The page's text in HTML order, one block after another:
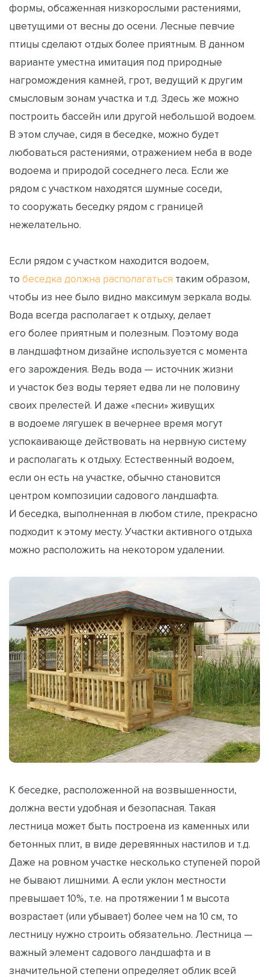
формы, обсаженная низкорослыми растениями,
цветущими от весны до осени. Лесные певчие
птицы сделают отдых более приятным. В данном
варианте уместна имитация под природные
нагромождения камней, грот, ведущий к другим
смысловым зонам участка и т.д. Здесь же можно
построить бассейн или другой небольшой водоем.
В этом случае, сидя в беседке, можно будет
любоваться растениями, отражением неба в воде
водоема и природой соседнего леса. Если же
рядом с участком находятся шумные соседи,
то сооружать беседку рядом с границей
нежелательно.
Если рядом с участком находится водоем,
то беседка должна располагаться таким образом,
чтобы из нее было видно максимум зеркала воды.
Вода всегда располагает к отдыху, делает
его более приятным и полезным. Поэтому вода
в ландшафтном дизайне используется с момента
его зарождения. Ведь вода — источник жизни
и участок без воды теряет едва ли не половину
своих прелестей. И даже «песни» живущих
в водоеме лягушек в вечернее время могут
успокаивающе действовать на нервную систему
и располагать к отдыху. Естественный водоем,
если он есть на участке, обычно становится
центром композиции садового ландшафта.
И беседка, выполненная в любом стиле, прекрасно
подходит к этому месту. Участки активного отдыха
можно расположить на некотором удалении.
К беседке, расположенной на возвышенности,
должна вести удобная и безопасная. Такая
лестница может быть построена из каменных или
бетонных плит, в виде деревянных настилов и т.д.
Даже на ровном участке несколько ступеней порой
не бывают лишними. А если уклон местности
превышает 10%, т.е. на протяжении 1 м высота
возрастает (или убывает) более чем на 10 см, то
лестницу нужно строить обязательно. Лестница —
важный элемент садового ландшафта и в
значительной степени определяет облик всей